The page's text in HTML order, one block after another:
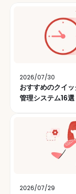
2026/07/30
おすすめのクイ
管理システム16選
2026/07/29